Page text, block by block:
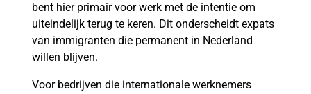
bent hier primair voor werk met de intentie om
uiteindelijk terug te keren. Dit onderscheidt expats
van immigranten die permanent in Nederland
willen blijven.
Voor bedrijven die internationale werknemers